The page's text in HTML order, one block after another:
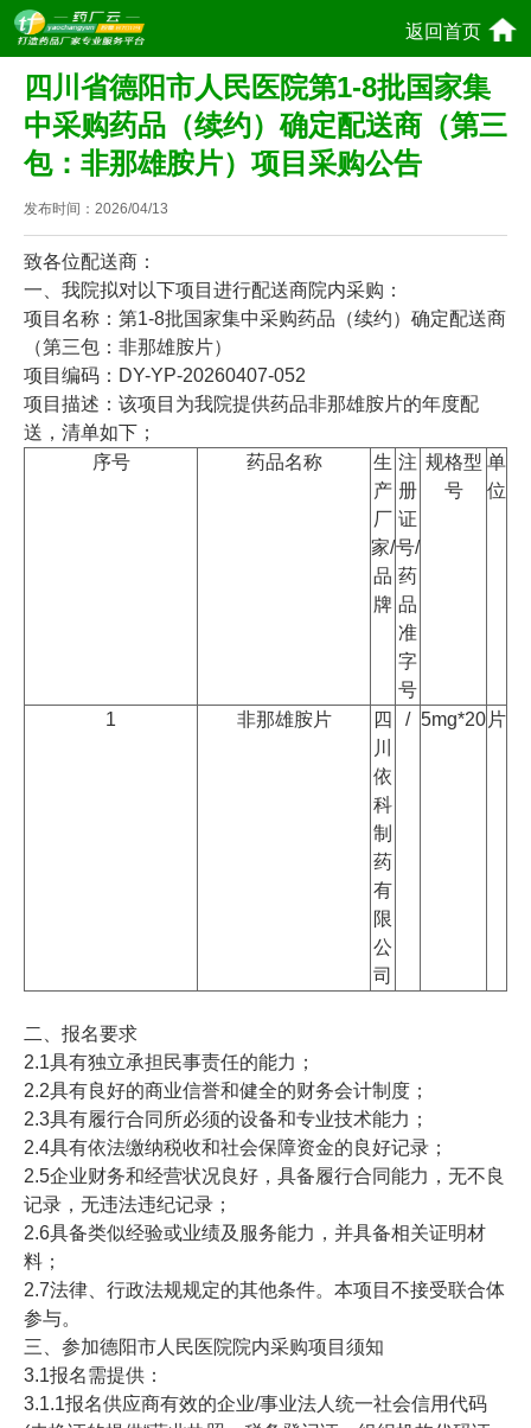
返回首页
四川省德阳市人民医院第1-8批国家集
中采购药品（续约）确定配送商（第三
包：非那雄胺片）项目采购公告
发布时间： 2026/04/13
致各位配送商：
一、我院拟对以下项目进行配送商院内采购：
项目名称：第1-8批国家集中采购药品（续约）确定配送商
（第三包：非那雄胺片）
项目编码：DY-YP-20260407-052
项目描述：该项目为我院提供药品非那雄胺片的年度配
送，清单如下；
序号
药品名称
生
产
厂
家/
品
牌
注
册
证
号/
药
品
准
字
号
规格型
号
单
位
1 非那雄胺片
四
川
依
科
制
药
有
限
公
司
/ 5mg*20 片
二、报名要求
2.1具有独立承担民事责任的能力；
2.2具有良好的商业信誉和健全的财务会计制度；
2.3具有履行合同所必须的设备和专业技术能力；
2.4具有依法缴纳税收和社会保障资金的良好记录；
2.5企业财务和经营状况良好，具备履行合同能力，无不良
记录，无违法违纪记录；
2.6具备类似经验或业绩及服务能力，并具备相关证明材
料；
2.7法律、行政法规规定的其他条件。本项目不接受联合体
参与。
三、参加德阳市人民医院院内采购项目须知
3.1报名需提供：
3.1.1报名供应商有效的企业/事业法人统一社会信用代码